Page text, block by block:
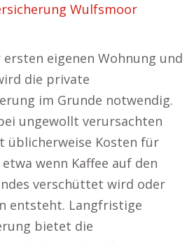
Wulfsmoor
eigenen Wohnung und
die private
im Grunde notwendig.
ungewollt verursachten
üblicherweise Kosten für
wenn Kaffee auf den
verschüttet wird oder
entsteht. Langfristige
bietet die